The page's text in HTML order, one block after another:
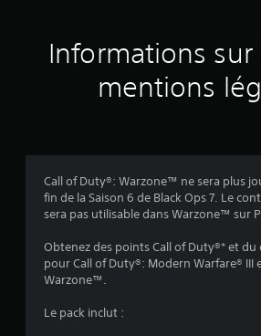
Informations sur
mentions
Call of Duty®: Warzone™ ne sera plus
fin de la Saison 6 de Black Ops 7. Le
sera pas utilisable dans Warzone™ sur
Obtenez des points Call of Duty®* et du
pour Call of Duty®: Modern Warfare® III
Warzone™.
Le pack inclut :